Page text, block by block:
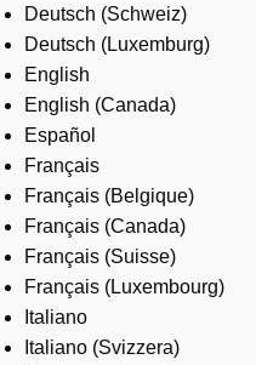
Where to buy
Contact us
Careers
Deutsch (Schweiz)
Deutsch (Luxemburg)
English
English (Canada)
Español
Français
Français (Belgique)
Français (Canada)
Français (Suisse)
Français (Luxembourg)
Italiano
Italiano (Svizzera)